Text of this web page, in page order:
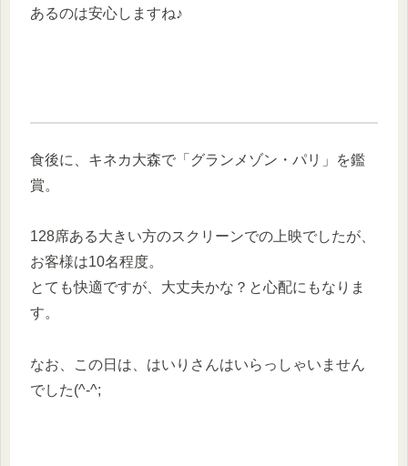
あるのは安心しますね♪
食後に、キネカ大森で「グランメゾン・パリ」を鑑
賞。
128席ある大きい方のスクリーンでの上映でしたが、
お客様は10名程度。
とても快適ですが、大丈夫かな？と心配にもなりま
す。
なお、この日は、はいりさんはいらっしゃいません
でした(^-^;